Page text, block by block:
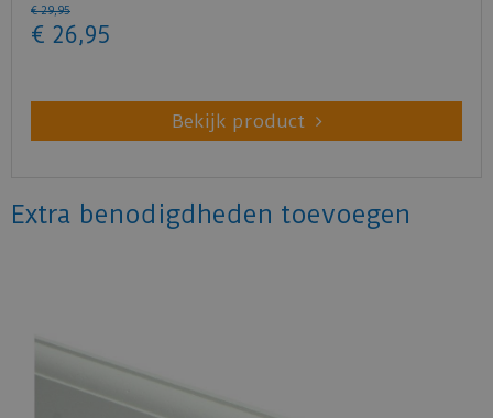
€ 29,95
€ 26,95
Bekijk product
Extra benodigdheden toevoegen